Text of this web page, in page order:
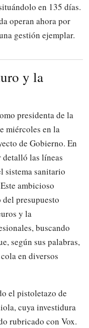
en 135 días.
operan ahora por
gestión ejemplar.
y la
presidenta de la
miércoles en la
de Gobierno. En
las líneas
sistema sanitario
ambicioso
del presupuesto
y la
buscando
según sus palabras,
en diversos
el pistoletazo de
cuya investidura
rubricado con Vox.